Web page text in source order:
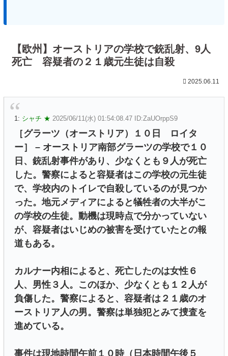
【欧州】オーストリアの学校で銃乱射、9人
死亡 容疑者の２１歳元生徒は自殺
2025.06.11
1: シャチ ★ 2025/06/11(水) 01:54:08.47 ID:ZaUOrppS9
［グラーツ（オーストリア）１０日 ロイタ
ー］ – オーストリア南部グラーツの学校で１０
日、銃乱射事件があり、少なくとも９人が死亡
した。警察によると容疑者はこの学校の元生徒
で、学校内のトイレで自殺しているのが見つか
った。地元メディアによると犠牲者の大半がこ
の学校の生徒。動機は現時点で分かっていない
が、容疑者はいじめの被害を受けていたとの報
道もある。
カルナー内相によると、死亡したのは女性６
人、男性３人。このほか、少なくとも１２人が
負傷した。警察によると、容疑者は２１歳のオ
ーストリア人の男。警察は単独犯とみて捜査を
進めている。
事件は現地時間午前１０時（日本時間午後５